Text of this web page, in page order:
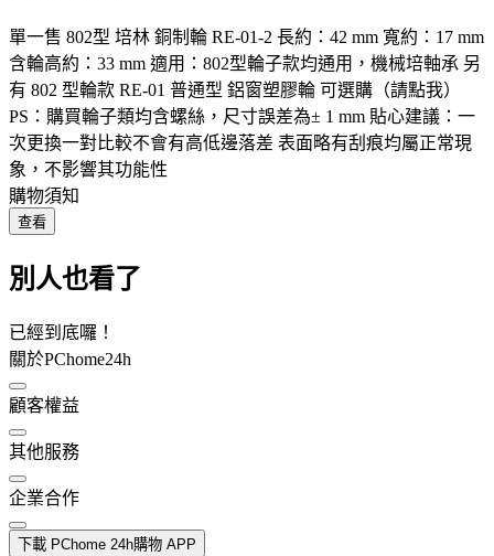
單一售 802型 培林 銅制輪 RE-01-2 長約：42 mm 寬約：17 mm
含輪高約：33 mm 適用：802型輪子款均通用，機械培軸承 另
有 802 型輪款 RE-01 普通型 鋁窗塑膠輪 可選購（請點我）
PS：購買輪子類均含螺絲，尺寸誤差為± 1 mm 貼心建議：一
次更換一對比較不會有高低邊落差 表面略有刮痕均屬正常現
象，不影響其功能性
購物須知
查看
別人也看了
已經到底囉！
關於PChome24h
顧客權益
其他服務
企業合作
下載 PChome 24h購物 APP